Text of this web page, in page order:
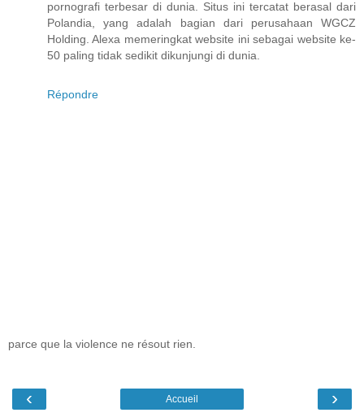
pornografi terbesar di dunia. Situs ini tercatat berasal dari
Polandia, yang adalah bagian dari perusahaan WGCZ
Holding. Alexa memeringkat website ini sebagai website ke-
50 paling tidak sedikit dikunjungi di dunia.
Répondre
parce que la violence ne résout rien.
‹ ›
Accueil